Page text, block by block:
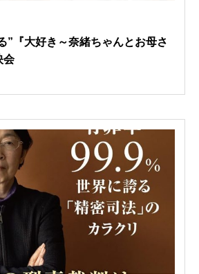
”『大好き～奈緒ちゃんとお母さ
会